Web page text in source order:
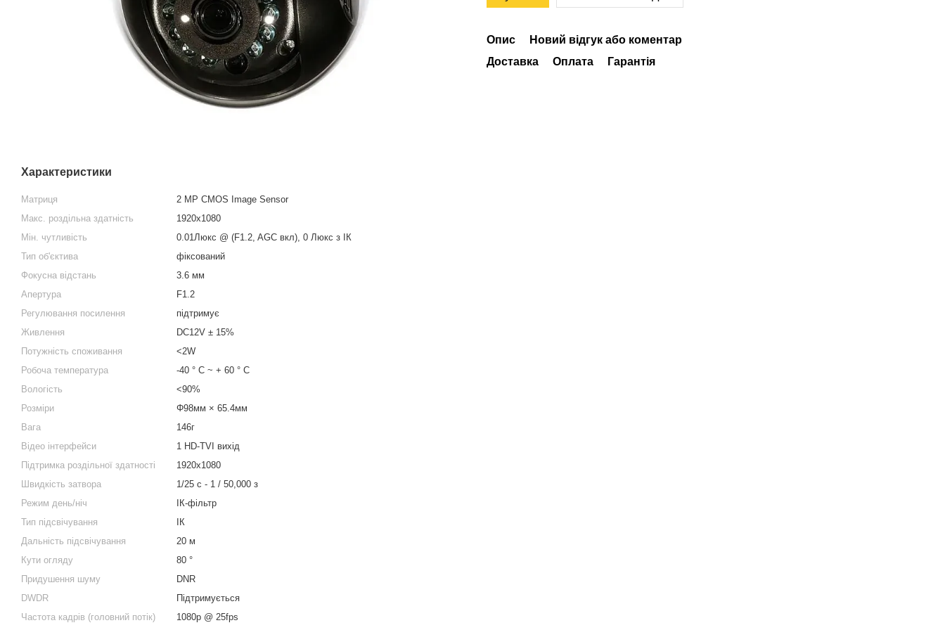
Характеристики
Матриця
2 MP CMOS Image Sensor
Макс. роздільна здатність
1920x1080
Мін. чутливість
0.01Люкс @ (F1.2, AGC вкл), 0 Люкс з ІК
Тип об'єктива
фіксований
Фокусна відстань
3.6 мм
Апертура
F1.2
Регулювання посилення
підтримує
Живлення
DC12V ± 15%
Потужність споживання
<2W
Робоча температура
-40 ° C ~ + 60 ° C
Вологість
<90%
Розміри
Φ98мм × 65.4мм
Вага
146г
Відео інтерфейси
1 HD-TVI вихід
Підтримка роздільної здатності
1920x1080
Швидкість затвора
1/25 с - 1 / 50,000 з
Режим день/ніч
ІК-фільтр
Тип підсвічування
ІК
Дальність підсвічування
20 м
Кути огляду
80 °
Придушення шуму
DNR
DWDR
Підтримується
Частота кадрів (головний потік)
1080p @ 25fps
Опис
Новий відгук або коментар
Доставка
Оплата Гарантія